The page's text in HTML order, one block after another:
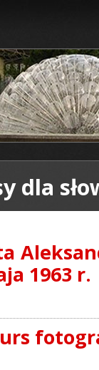
dla
1963 r.